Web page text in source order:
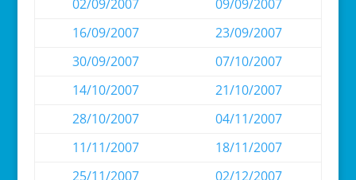
02/09/2007
09/09/2007
16/09/2007
23/09/2007
30/09/2007
07/10/2007
14/10/2007
21/10/2007
28/10/2007
04/11/2007
11/11/2007
18/11/2007
25/11/2007
02/12/2007